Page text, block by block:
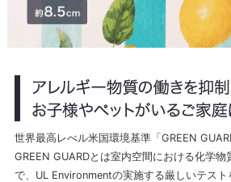
世界最高レべル米国環境基準「GREEN
GREEN GUARDとは室内空間における化学
で、UL Environmentの実施する厳しいテスト